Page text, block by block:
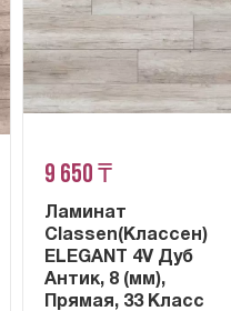
9 650 ₸
Ламинат
Classen(Классен)
ELEGANT 4V Дуб
Антик, 8 (мм),
Прямая, 33 Класс